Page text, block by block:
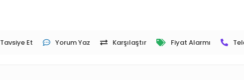
Tavsiye Et Yorum Yaz Karşılaştır Fiyat Alarmı